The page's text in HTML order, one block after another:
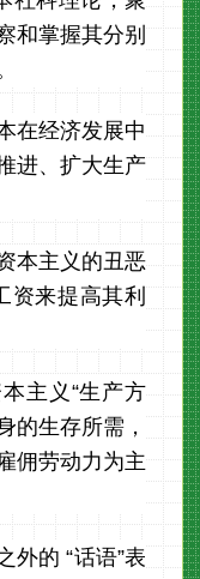
和掌握其分别
在经济发展中
进、扩大生产
本主义的丑恶
来提高其利
主义“生产方
的生存所需，
佣劳动力为主
外的 “话语”表